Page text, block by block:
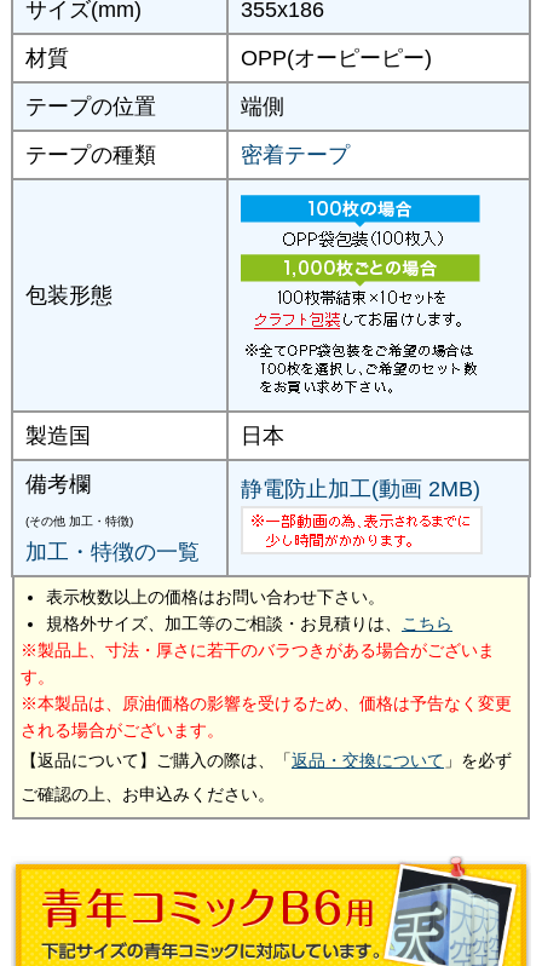
サイズ(mm)
355x186
材質
OPP(オーピーピー)
テープの位置
端側
テープの種類
密着テープ
包装形態
製造国
日本
備考欄
(その他 加工・特徴)
加工・特徴の一覧
静電防止加工(動画 2MB)
表示枚数以上の価格はお問い合わせ下さい。
規格外サイズ、加工等のご相談・お見積りは、 こちら
製品上、寸法・厚さに若干のバラつきがある場合がございま
す。
本製品は、原油価格の影響を受けるため、価格は予告なく変更
される場合がございます。
【返品について】ご購入の際は、「返品・交換について 」を必ず
ご確認の上、お申込みください。